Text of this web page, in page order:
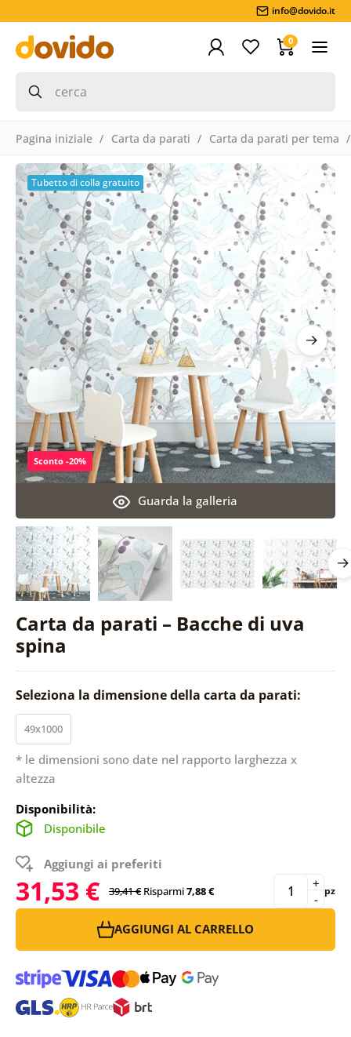
info@dovido.it
0
Pagina iniziale Carta da parati Carta da parati per tema
Carta da parati – Bacche di uva
spina
Guarda la galleria
Sconto -20%
Tubetto di colla gratuito
Seleziona la dimensione della carta da parati:
49x1000
* le dimensioni sono date nel rapporto larghezza x
altezza
Disponibilità:
Disponibile
Aggiungi ai preferiti
31,53 € 39,41 € Risparmi7,88 € -
+ pz
AGGIUNGI AL CARRELLO